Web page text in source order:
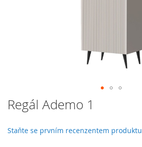
Přeskočit
na
galerie
Regál Ademo 1
Staňte se prvním recenzentem produktu